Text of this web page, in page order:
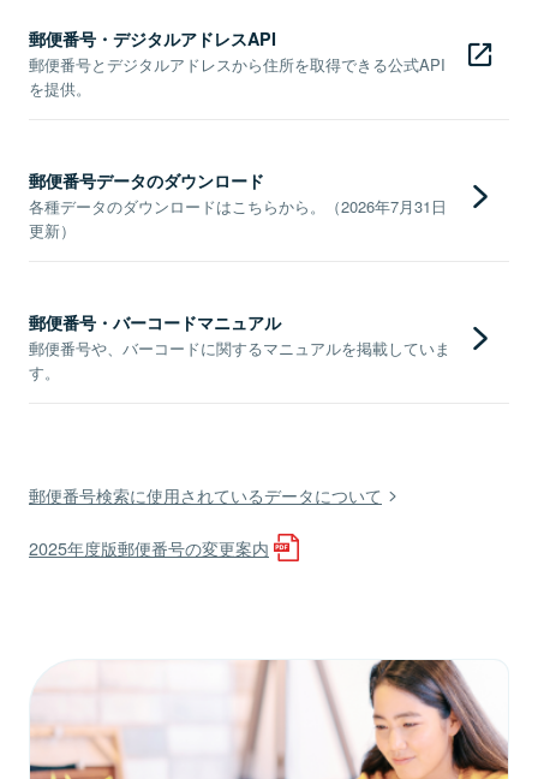
郵便番号・デジタルアドレスAPI
郵便番号とデジタルアドレスから住所を取得できる公式API
を提供。
郵便番号データのダウンロード
各種データのダウンロードはこちらから。（2026年7月31日
更新）
郵便番号・バーコードマニュアル
郵便番号や、バーコードに関するマニュアルを掲載していま
す。
郵便番号検索に使用されているデータについて
2025年度版郵便番号の変更案内